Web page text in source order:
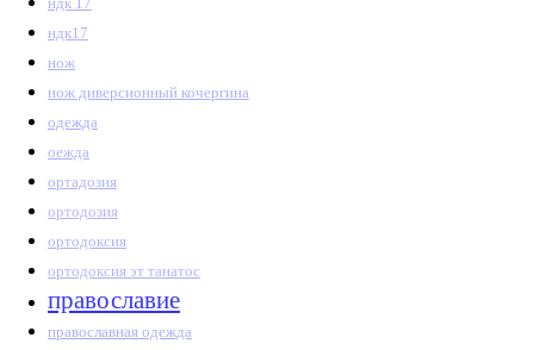
ндк17
нож
нож диверсионный кочергина
одежда
оежда
ортадозия
ортодозия
ортодоксия
ортодоксия эт танатос
православие
православная одежда